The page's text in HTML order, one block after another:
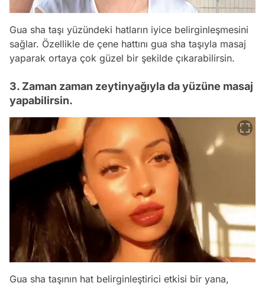
Gua sha taşı yüzündeki hatların iyice belirginleşmesini
sağlar. Özellikle de çene hattını gua sha taşıyla masaj
yaparak ortaya çok güzel bir şekilde çıkarabilirsin.
3. Zaman zaman zeytinyağıyla da yüzüne masaj
yapabilirsin.
Gua sha taşının hat belirginleştirici etkisi bir yana,